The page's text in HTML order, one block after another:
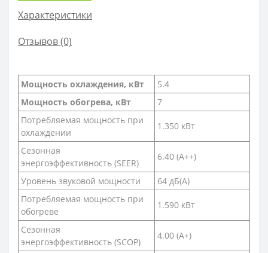
Характеристики
Отзывов (0)
Мощность охлаждения, кВт
5.4
Мощность обогрева, кВт
7
Потребляемая мощность при
охлаждении
1.350 кВт
Сезонная
энергоэффективность (SEER)
6.40 (A++)
Уровень звуковой мощности
64 дБ(А)
Потребляемая мощность при
обогреве
1.590 кВт
Сезонная
энергоэффективность (SCOP)
4.00 (A+)